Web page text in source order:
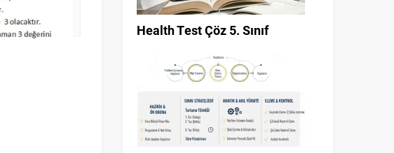
Health Test Çöz 5. Sınıf